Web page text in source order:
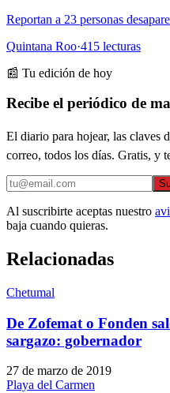
Reportan a 23 personas
Quintana Roo·415 lecturas
📰 Tu edición de hoy
Recibe el periódico de
El diario para hojear, las claves
correo, todos los días. Gratis, y
Al suscribirte aceptas nuestro
baja cuando quieras.
Relacionadas
Chetumal
De Zofemat o Fonden
sargazo: gobernador
27 de marzo de 2019
Playa del Carmen